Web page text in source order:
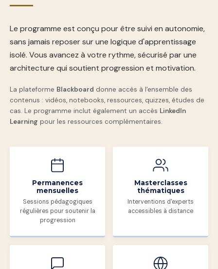
Le programme est conçu pour être suivi en autonomie,
sans jamais reposer sur une logique d'apprentissage
isolé. Vous avancez à votre rythme, sécurisé par une
architecture qui soutient progression et motivation.
La plateforme Blackboard donne accès à l'ensemble des
contenus : vidéos, notebooks, ressources, quizzes, études de
cas. Le programme inclut également un accès LinkedIn
Learning pour les ressources complémentaires.
Permanences
mensuelles
Sessions pédagogiques
régulières pour soutenir la
progression
Masterclasses
thématiques
Interventions d'experts
accessibles à distance